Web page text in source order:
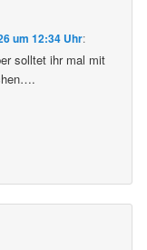
um 12:34 Uhr:
solltet ihr mal mit